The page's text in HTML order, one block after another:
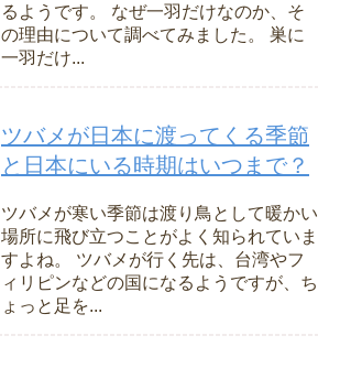
るようです。 なぜ一羽だけなのか、そ
の理由について調べてみました。 巣に
一羽だけ...
ツバメが日本に渡ってくる季節
と日本にいる時期はいつまで？
ツバメが寒い季節は渡り鳥として暖かい
場所に飛び立つことがよく知られていま
すよね。 ツバメが行く先は、台湾やフ
ィリピンなどの国になるようですが、ち
ょっと足を...